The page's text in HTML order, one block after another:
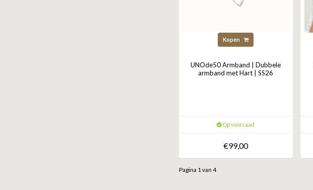
Kopen
UNOde50 Armband | Dubbele
armband met Hart | SS26
Op voorraad
€99,00
Pagina 1 van 4